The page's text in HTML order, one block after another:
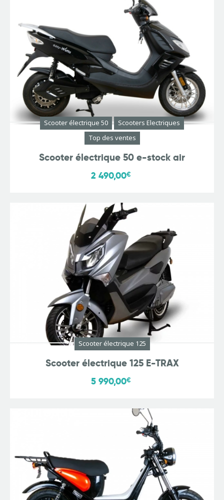
Scooter électrique 50
Scooters Electriques
Top des ventes
Scooter électrique 50 e-stock air
2 490,00€
Scooter électrique 125
Scooter électrique 125 E-TRAX
5 990,00€